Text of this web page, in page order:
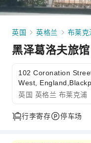
英国 英格兰 布莱克
黑泽葛洛夫旅馆
102 Coronation
West,
英国 英格兰 布莱克浦
行李寄存 停车场